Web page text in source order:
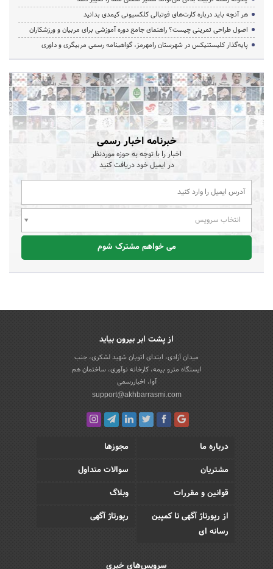
هر آنچه باید درباره کارت‌های فوتبالی کلکسیونی کیمدی بدانید
اصول طراحی تمرینی چیست؟ راهنمای جامع دوره آموزشی برای مربیان و ورزشکاران
پایه‌گذار کلیستنیکس در شهرستان رامهرمز، گواهینامه رسمی مربیگری و داوری
خبرنامه اخبار رسمی
اخبار را با توجه به حوزه موردنظر
در ایمیل خود دریافت کنید
انتخاب سرویس
می خواهم مشترک شوم
از پشت ابر بیرون بیاید
میدان آزادی، ابتدای اتوبان شهید لشکری، جنب
ایستگاه مترو بیمه، کارخانه نوآوری، ساختمان هم
آوا، اخباررسمی
support@akhbarrasmi.com
درباره ما
مجوزها
مشتریان
سوالات متداول
قوانین و مقررات
وبلاگ
از رپورتاژ آگهی تا کمپین
رسانه ای
رپورتاژ آگهی
سرویس‌های خبری